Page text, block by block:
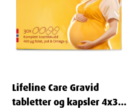
Lifeline Care Gravid
tabletter og kapsler 4x30